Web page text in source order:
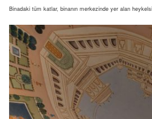
Binadaki tüm katlar, binanın merkezinde yer alan